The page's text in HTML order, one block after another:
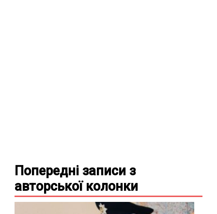
Попередні записи з
авторської колонки